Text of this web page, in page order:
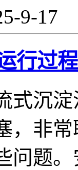
9-17
行过
式沉
，非
问题